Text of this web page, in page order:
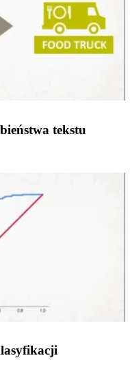
tekstu